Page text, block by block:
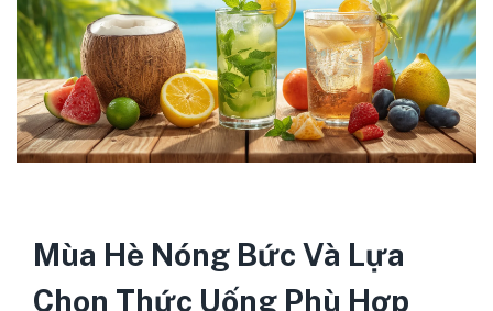
Mùa Hè Nóng Bức Và Lựa
Chọn Thức Uống Phù Hợp